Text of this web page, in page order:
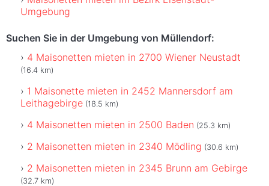
Umgebung
Suchen Sie in der Umgebung von Müllendorf:
4 Maisonetten mieten in 2700 Wiener Neustadt
(16.4 km)
1 Maisonette mieten in 2452 Mannersdorf am
Leithagebirge (18.5 km)
4 Maisonetten mieten in 2500 Baden (25.3 km)
2 Maisonetten mieten in 2340 Mödling (30.6 km)
2 Maisonetten mieten in 2345 Brunn am Gebirge
(32.7 km)